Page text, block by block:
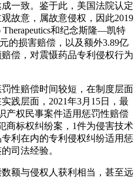
一致。鉴于此，美国法院认定
故意，属故意侵权，因此2019
和纪念斯隆—凯特
的损害赔偿，以及额外3.89亿
偿，对震慑药品专利侵权行为
性赔偿时间较短，在制度层面
践层面，2021年3月15日，最
产权民事案件适用惩罚性赔偿
商标权纠纷案，1件为侵害技术
利在内的专利侵权纠纷适用惩
司法经验。
额与侵权人获利相当，甚至远